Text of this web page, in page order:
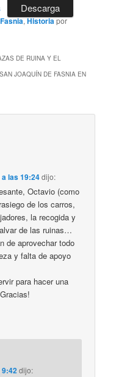
Descarga
Fasnia,Historiapor
DE RUINA Y EL
JOAQUÍN DE FASNIA EN
las 19:24dijo:
Octavio (como
de los carros,
la recogida y
de las ruinas…
de aprovechar todo
y falta de apoyo
para hacer una
9:42dijo: